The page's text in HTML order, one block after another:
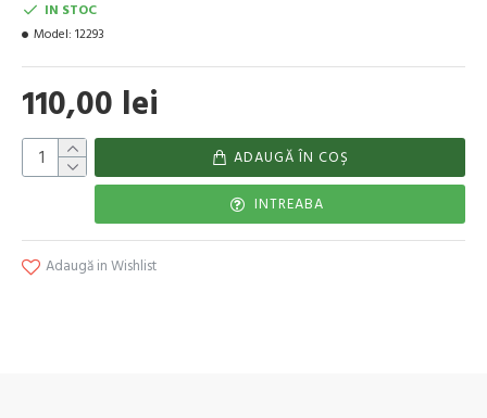
110,00 lei
IN STOC
Model: 12293
ADAUGĂ ÎN COŞ
INTREABA
Adaugă in Wishlist